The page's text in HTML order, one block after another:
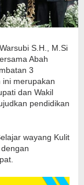
S.H., M.Si
Abah
3
merupakan
dan Wakil
pendidikan
wayang Kulit